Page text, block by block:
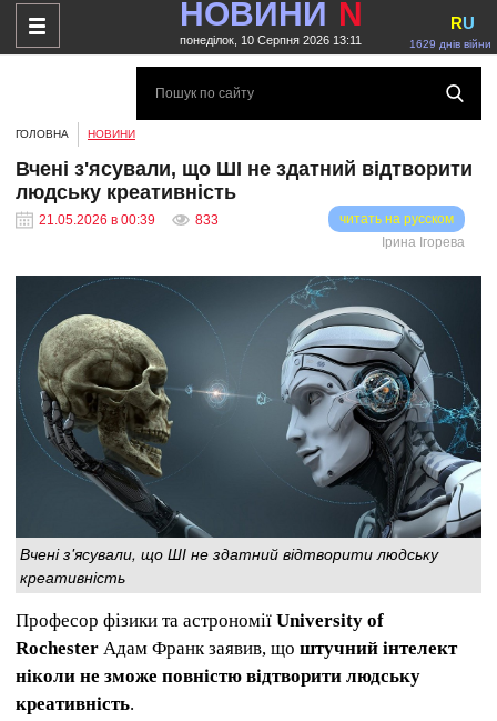
НОВИНИ N
понеділок, 10 Серпня 2026 13:11 1629 днів війни
RU
ГОЛОВНА НОВИНИ
Вчені з'ясували, що ШІ не здатний відтворити
людську креативність
21.05.2026 в 00:39 833
читать на русском
Ірина Ігорева
Вчені з'ясували, що ШІ не здатний відтворити людську
креативність
Професор фізики та астрономії University of
Rochester Адам Франк заявив, що штучний інтелект
ніколи не зможе повністю відтворити людську
креативність.